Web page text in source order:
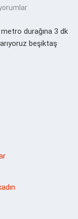
durağına 3 dk
beşiktaş